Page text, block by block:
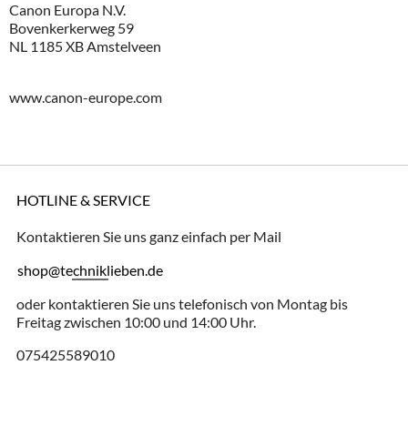
Canon Europa N.V.
Bovenkerkerweg 59
NL 1185 XB Amstelveen
www.canon-europe.com
HOTLINE & SERVICE
Kontaktieren Sie uns ganz einfach per Mail
shop@techniklieben.de
oder kontaktieren Sie uns telefonisch von Montag bis
Freitag zwischen 10:00 und 14:00 Uhr.
075425589010